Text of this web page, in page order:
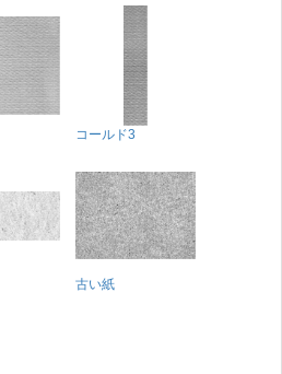
コールド3
古い紙